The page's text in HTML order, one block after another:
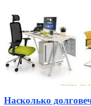
Насколько